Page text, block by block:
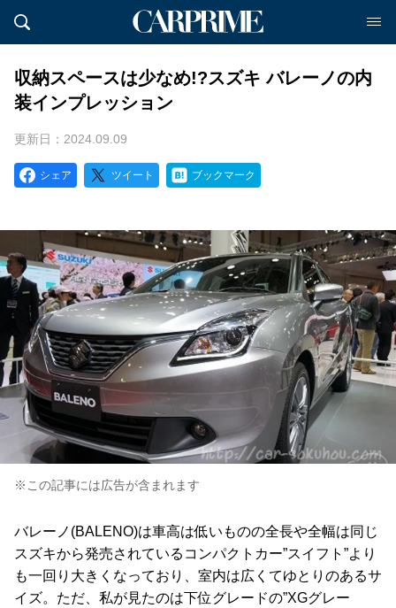
収納スペースは少なめ!?スズキ バレーノの内
装インプレッション
更新日：2024.09.09
シェア ツイート ブックマーク
※この記事には広告が含まれます
バレーノ(BALENO)は車高は低いものの全長や全幅は同じ
スズキから発売されているコンパクトカー”スイフト”より
も一回り大きくなっており、室内は広くてゆとりのあるサ
イズ。ただ、私が見たのは下位グレードの”XGグレー